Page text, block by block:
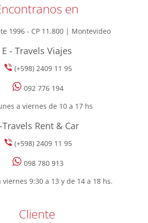
en
1996 - CP 11.800 | Montevideo
E - Travels Viajes
(+598) 2409 11 95
092 776 194
a viernes de 10 a 17 hs
Travels Rent & Car
(+598) 2409 11 95
098 780 913
viernes 9:30 a 13 y de 14 a 18 hs.
Cliente